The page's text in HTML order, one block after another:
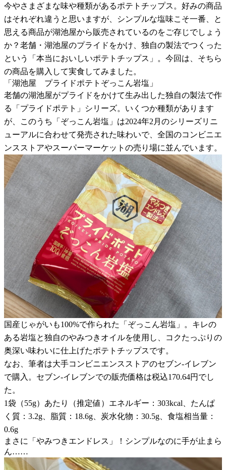
今やさまざまな味や種類があるポテトチップス。好みの商品
はそれぞれ違うと思いますが、シンプルな塩味こそ一番、と
思える商品が湖池屋から販売されているのをご存じでしょう
か？老舗・湖池屋のプライドをかけ、独自の製法でつくった
という「本当においしいポテトチップス」。今回は、そちら
の商品を購入して実食してみました。
「湖池屋 プライドポテトぞっこん岩塩」
老舗の湖池屋がプライドをかけて生み出した独自の製法で作
る「プライドポテト」シリーズ。いくつか種類があります
が、このうち「ぞっこん岩塩」は2024年2月のシリーズリニ
ューアルに合わせて発売された味わいで、全国のコンビニエ
ンスストアやスーパーマーケットの売り場に並んでいます。
国産じゃがいも100%で作られた「ぞっこん岩塩」。キレの
ある岩塩と独自のやみつきオイルを使用し、コクたっぷりの
奥深い味わいに仕上げたポテトチップスです。
なお、筆者は大手コンビニエンスストアのセブン-イレブン
で購入。セブン-イレブンでの販売価格は税込170.64円でし
た。
1袋（55g）あたり（推定値）エネルギー：303kcal、たんぱ
く質：3.2g、脂質：18.6g、炭水化物：30.5g、食塩相当量：
0.6g
まさに「やみつきエンドレス」！シンプルなのに手が止まら
ん……